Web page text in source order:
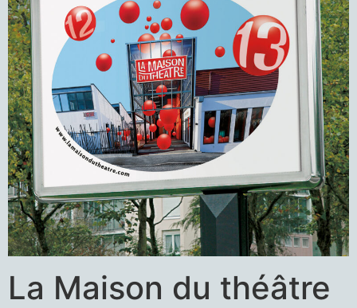
La Maison du théâtre